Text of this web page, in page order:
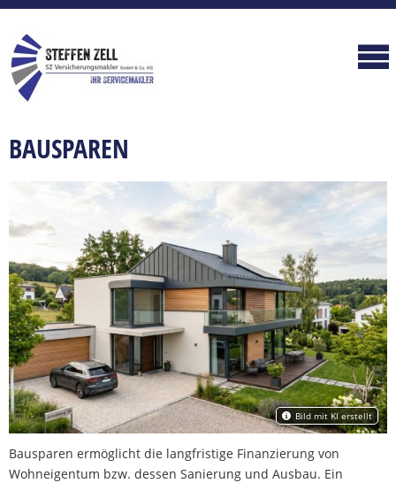
BAUSPAREN
Bild mit KI erstellt
Bausparen ermöglicht die langfristige Finanzierung von
Wohneigentum bzw. dessen Sanierung und Ausbau. Ein